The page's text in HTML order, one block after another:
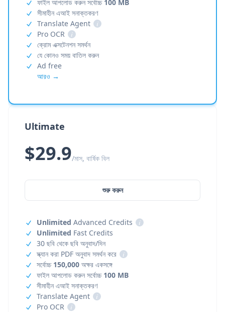
ফাইল আপলোড করুন সর্বোচ্চ 100 MB
সীমাহীন এআই সনাক্তকরণ
Translate Agent
i
Pro OCR
i
ক্রোম এক্সটেনশন সমর্থন
যে কোনও সময় বাতিল করুন
Ad free
আরও →
Ultimate
$29.9/মাস, বার্ষিক বিল
শুরু করুন
Unlimited Advanced Credits
i
Unlimited Fast Credits
30 ছবি থেকে ছবি অনুবাদ/দিন
স্ক্যান করা PDF অনুবাদ সমর্থন করে
i
সর্বোচ্চ 150,000 অক্ষর একসঙ্গে
ফাইল আপলোড করুন সর্বোচ্চ 100 MB
সীমাহীন এআই সনাক্তকরণ
Translate Agent
i
Pro OCR
i